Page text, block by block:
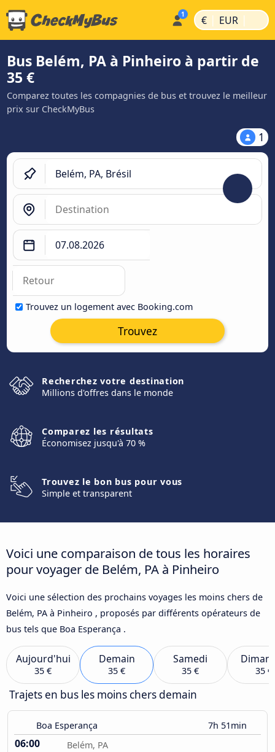
€ | EUR |
Bus Belém, PA à Pinheiro à partir de
35 €
Comparez toutes les compagnies de bus et trouvez le meilleur
prix sur CheckMyBus
1
Trouvez un logement avec Booking.com
Trouvez
Recherchez votre destination
Millions d'offres dans le monde
Comparez les résultats
Économisez jusqu'à 70 %
Trouvez le bon bus pour vous
Simple et transparent
Voici une comparaison de tous les horaires
pour voyager de Belém, PA à Pinheiro
Voici une sélection des prochains voyages les moins chers de
Belém, PA à Pinheiro , proposés par différents opérateurs de
bus tels que Boa Esperança .
Aujourd'hui
35 €
Demain
35 €
Samedi
35 € 35 €
Trajets en bus les moins chers demain
Boa Esperança 7h 51min
06:00 Belém, PA